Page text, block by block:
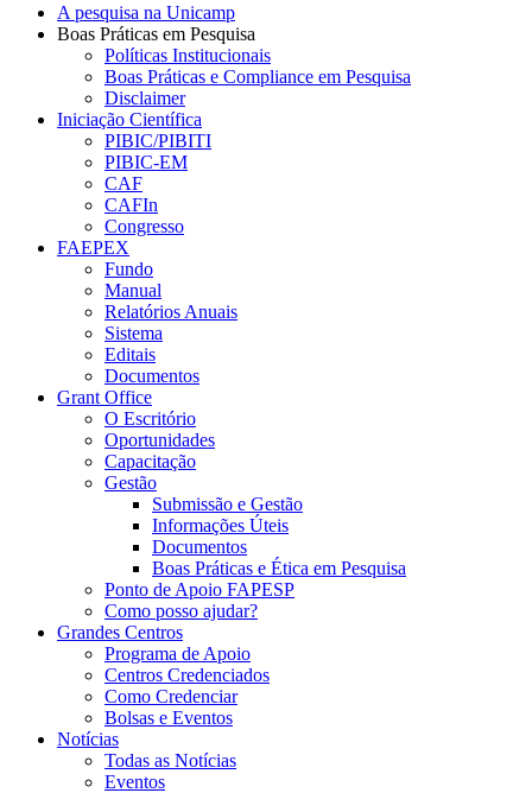
A pesquisa na Unicamp
Boas Práticas em Pesquisa
Políticas Institucionais
Boas Práticas e Compliance em Pesquisa
Disclaimer
Iniciação Científica
PIBIC/PIBITI
PIBIC-EM
CAF
CAFIn
Congresso
FAEPEX
Fundo
Manual
Relatórios Anuais
Sistema
Editais
Documentos
Grant Office
O Escritório
Oportunidades
Capacitação
Gestão
Submissão e Gestão
Informações Úteis
Documentos
Boas Práticas e Ética em Pesquisa
Ponto de Apoio FAPESP
Como posso ajudar?
Grandes Centros
Programa de Apoio
Centros Credenciados
Como Credenciar
Bolsas e Eventos
Notícias
Todas as Notícias
Eventos